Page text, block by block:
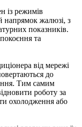
із режимів
напрямок жалюзі, з
показників.
та
від мережі
до
Тим самим
роботу за
охолодження або